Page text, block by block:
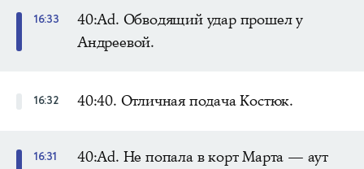
16:33
40:Ad. Обводящий удар прошел у
Андреевой.
16:32 40:40. Отличная подача Костюк.
16:31
40:Ad. Не попала в корт Марта — аут